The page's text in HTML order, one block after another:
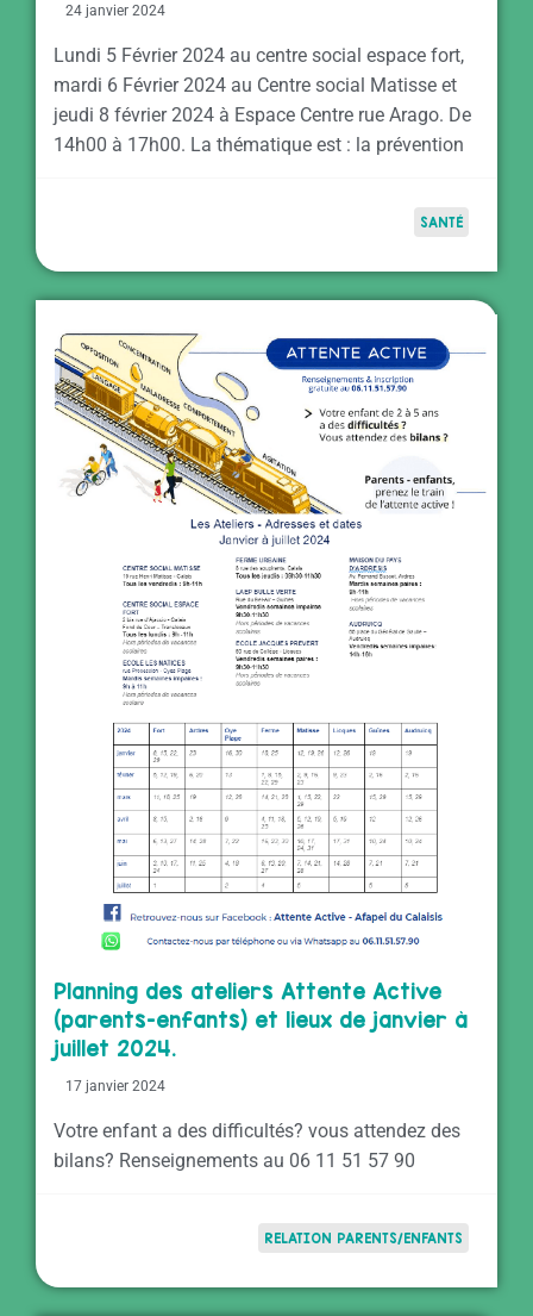
24 janvier 2024
Lundi 5 Février 2024 au centre social espace fort,
mardi 6 Février 2024 au Centre social Matisse et
jeudi 8 février 2024 à Espace Centre rue Arago. De
14h00 à 17h00. La thématique est : la prévention
SANTÉ
Planning des ateliers Attente Active
(parents-enfants) et lieux de janvier à
juillet 2024.
17 janvier 2024
Votre enfant a des difficultés? vous attendez des
bilans? Renseignements au 06 11 51 57 90
RELATION PARENTS/ENFANTS